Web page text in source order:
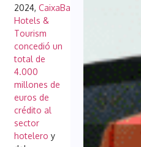
2024,CaixaBank
Hotels &
Tourism
concedió un
total de
4.000
millones de
euros de
crédito al
sector
hotelero y